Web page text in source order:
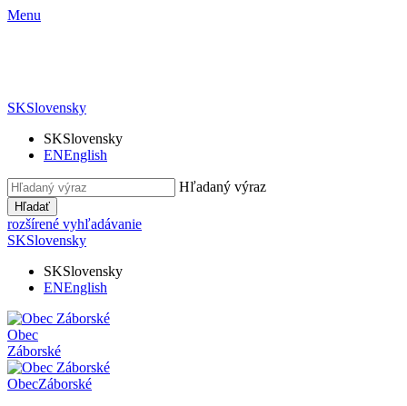
Menu
SKSlovensky
SKSlovensky
ENEnglish
Hľadaný výraz
Hľadať
rozšírené vyhľadávanie
SKSlovensky
SKSlovensky
ENEnglish
Obec
Záborské
ObecZáborské